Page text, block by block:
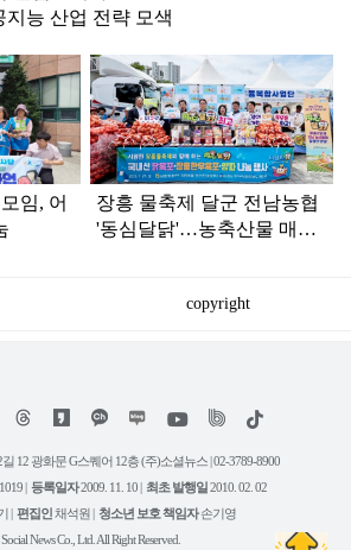
능 산업 전략 모색
임, 어
장흥 물축제 달군 전남농협
'동심달닭'…농축산물 매력
copyright
위
트
유
튜
틱
12 광화문 G스퀘어 12층 (주)소셜뉴스 | 02-3789-8900
| 등록일자2009. 11. 10 | 최초 발행일2010. 02. 02
| 편집인채석원 | 청소년 보호 책임자손기영
News Co., Ltd. All Right Reserved.